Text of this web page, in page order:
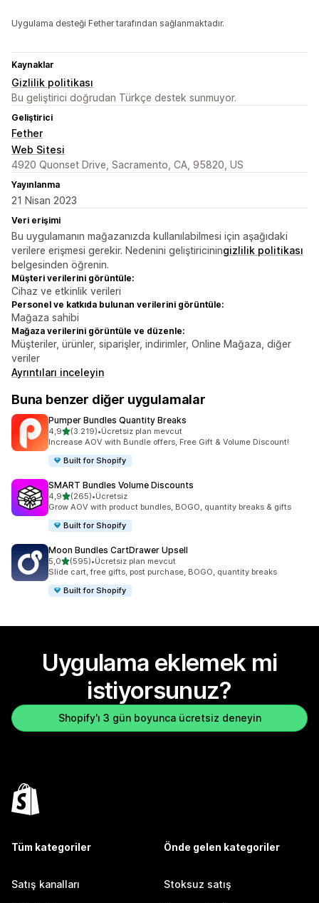
Uygulama desteği Fether tarafından sağlanmaktadır.
Kaynaklar
Gizlilik politikası
Bu geliştirici doğrudan Türkçe destek sunmuyor.
Geliştirici
Fether
Web Sitesi
4920 Quonset Drive, Sacramento, CA, 95820, US
Yayınlanma
21 Nisan 2023
Veri erişimi
Bu uygulamanın mağazanızda kullanılabilmesi için aşağıdaki
verilere erişmesi gerekir. Nedenini geliştiriciningizlilik politikası
belgesinden öğrenin.
Müşteri verilerini görüntüle:
Cihaz ve etkinlik verileri
Personel ve katkıda bulunan verilerini görüntüle:
Mağaza sahibi
Mağaza verilerini görüntüle ve düzenle:
Müşteriler, ürünler, siparişler, indirimler, Online Mağaza, diğer
veriler
Ayrıntıları inceleyin
Buna benzer diğer uygulamalar
Pumper Bundles Quantity Breaks
4,95 yıldız üzerinden
(3.219)
toplam 3219 değerlendirme
•Ücretsiz plan mevcut
Increase AOV with Bundle offers, Free Gift & Volume Discount!
Built for Shopify
SMART Bundles Volume Discounts
4,95 yıldız üzerinden
(265)
toplam 265 değerlendirme
•Ücretsiz
Grow AOV with product bundles, BOGO, quantity breaks & gifts
Built for Shopify
Moon Bundles CartDrawer Upsell
5,05 yıldız üzerinden
(595)
toplam 595 değerlendirme
•Ücretsiz plan mevcut
Slide cart, free gifts, post purchase, BOGO, quantity breaks
Built for Shopify
Uygulama eklemek mi
istiyorsunuz?
Shopify'ı 3 gün boyunca ücretsiz deneyin
Tüm kategoriler
Satış kanalları
Önde gelen kategoriler
Stoksuz satış